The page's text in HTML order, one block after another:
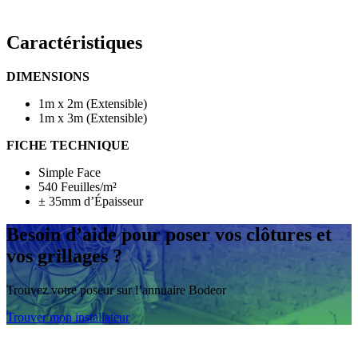
Caractéristiques
DIMENSIONS
1m x 2m (Extensible)
1m x 3m (Extensible)
FICHE TECHNIQUE
Simple Face
540 Feuilles/m²
± 35mm d’Épaisseur
Besoin d’aidepour poser vos clôtures et
vos grillages ?
Trouvez votre poseur sur l’annuaire Bodeor
Trouver mon installateur